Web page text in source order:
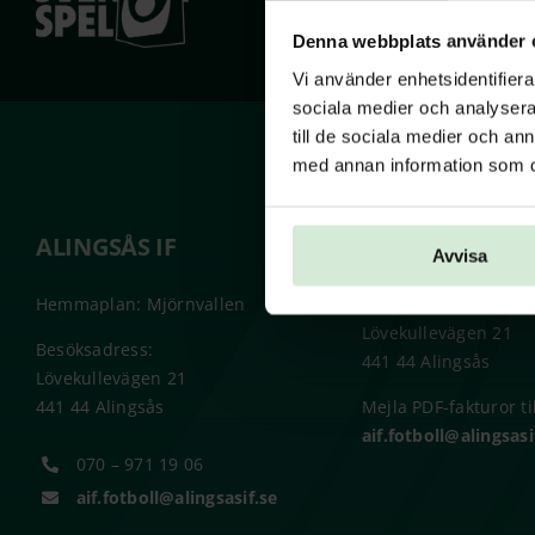
Denna webbplats använder
Vi använder
sociala medier och
till de sociala medier och
med annan information som
Avvisa
ALINGSÅS IF
Hemmaplan: Mjörnvallen
Besöksadress:
Lövekullevägen 21
441 44 Alingsås
070 – 971 19 06
aif.fotboll@alingsasif.se
Lövekullevägen 21
441 44 Alingsås
Mejla PDF-fakturor